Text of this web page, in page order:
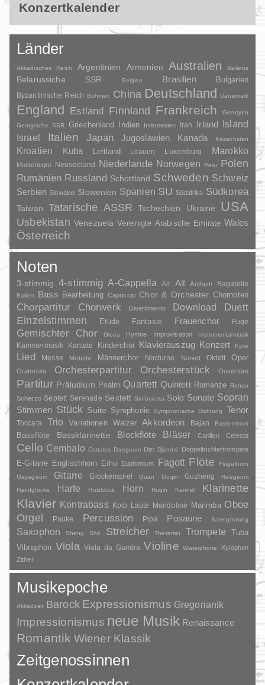
Konzertkalender
Länder
Akkadisches Reich Argentinien Armenien Australien Belarus
Belarussiche SSR Belgien Brasilien Bulgarien
Byzantinische Reich Böhmen China Deutschland Dänemark
England Estland Finnland Frankreich
Georgien
Georgische SSR
Griechenland Indien Indonesien Iran Irland
Island
Israel
Italien Japan Jugoslawien Kanada Kasachstan
Kroatien Kuba Lettland Litauen Luxemburg Marokko
Montenegro Neuseeland Niederlande Norwegen Peru
Polen
Rumänien Russland Schottland Schweden Schweiz
Serbien Slowakei Slowenien Spanien SU Südafrika Südkorea
Taiwan Tatarische ASSR Tschechien Ukraine USA
Usbekistan Venezuela Vereinigte Arabische Emirate Wales
Österreich
Noten
3-stimmig 4-stimmig A-Cappella Air Alt Anthem Bagatelle
Ballett Bass Bearbeitung Capriccio Chor & Orchester Chornoten
Chorpartitur Chorwerk Divertimento Download
Duett
Einzelstimmen
Etüde Fantasie Frauenchor Fuge
Gemischter Chor Gloria Hymne Improvisation Instrumentalmusik
Kammermusik Kantate Kinderchor Klavierauszug Konzert Kyrie
Lied Messe Motette Männerchor Nocturne Nonett Oktett Oper
Oratorium Orchesterpartitur Orchesterstück Ouvertüre
Partitur Präludium Psalm Quartett Quintett Romanze Rondo
Scherzo Septett Serenade Sextett Sinfonietta Solo Sonate Sopran
Stimmen Stück Suite Symphonie Symphonische Dichtung Tenor
Toccata Trio Variationen Walzer Akkordeon Bajan Bassetthorn
Bassflöte Bassklarinette Blockflöte Bläser Carillon Celesta
Cello Cembalo Crotales Daegeum Dizi Djembé Doppeltrichtertrompete
E-Gitarre Englischhorn Erhu Euphonium Fagott Flöte
Flügelhorn
Gayageum
Gitarre Glockenspiel Guan Guqin Guzheng
Haegeum
Handglocke
Harfe Holzblock Horn Huqin Kannel Klarinette
Klavier Kontrabass Koto Laute Mandoline Marimba Oboe
Orgel Pauke Percussion Pipa Posaune Saenghwang
Saxophon Sheng Shō Streicher Theremin Trompete
Tuba
Vibraphon Viola Viola da Gamba Violine Waterphone
Xylophon
Zither
Musikepoche
Akkadzeit Barock Expressionismus Gregorianik
Impressionismus neue Musik Renaissance
Romantik Wiener Klassik
Zeitgenossinnen